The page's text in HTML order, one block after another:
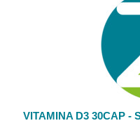
VITAMINA D3 30CAP -